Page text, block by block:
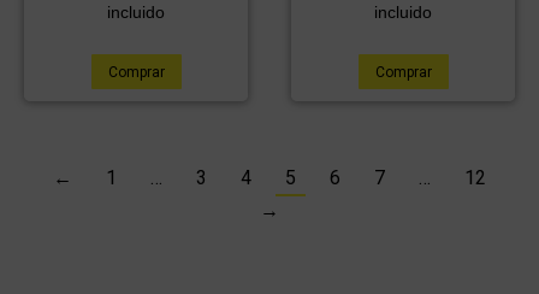
incluido
Comprar
incluido
Comprar
← 1 … 3 4 5 6 7 …
12
→